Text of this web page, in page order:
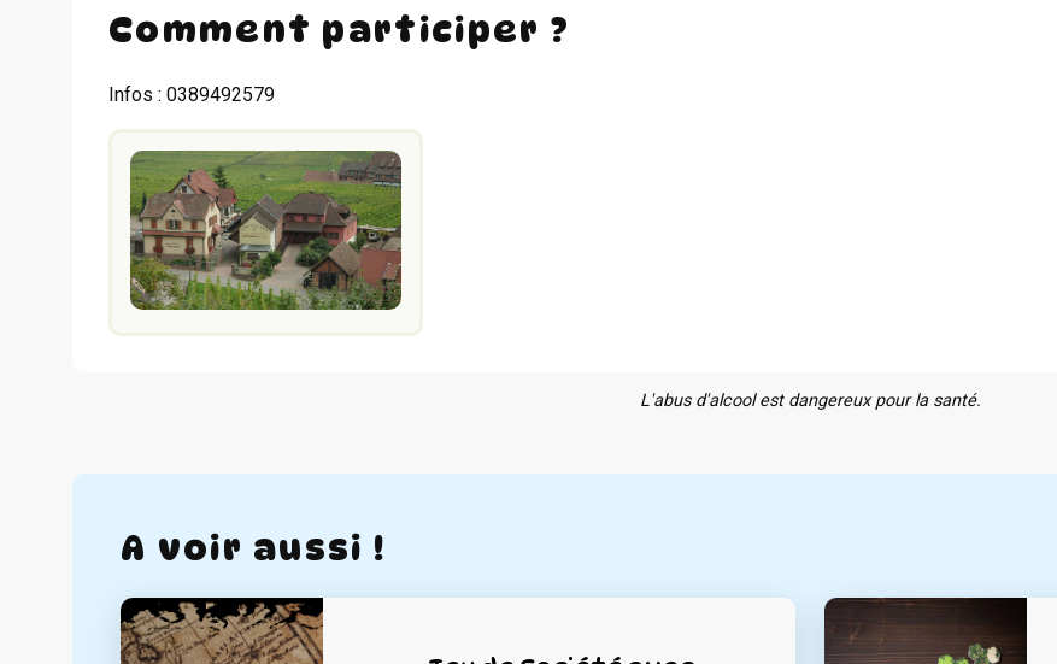
Comment participer ?
Infos : 0389492579
L'abus d'alcool est dangereux pour la santé.
A voir aussi !